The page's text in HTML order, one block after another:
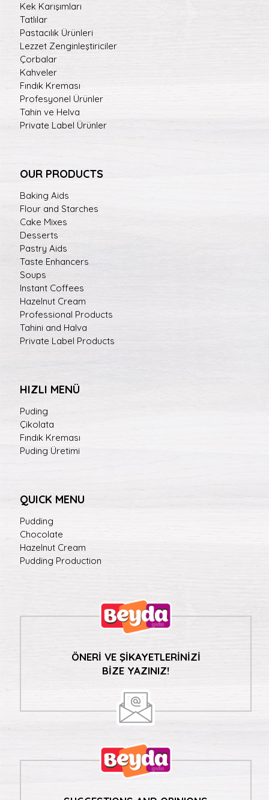
Kek Karışımları
Tatlılar
Pastacılık Ürünleri
Lezzet Zenginleştiriciler
Çorbalar
Kahveler
Fındık Kreması
Profesyonel Ürünler
Tahin ve Helva
Private Label Ürünler
OUR PRODUCTS
Baking Aids
Flour and Starches
Cake Mixes
Desserts
Pastry Aids
Taste Enhancers
Soups
Instant Coffees
Hazelnut Cream
Professional Products
Tahini and Halva
Private Label Products
HIZLI MENÜ
Puding
Çikolata
Fındık Kreması
Puding Üretimi
QUICK MENU
Pudding
Chocolate
Hazelnut Cream
Pudding Production
ÖNERİ VE ŞİKAYETLERİNİZİ
BİZE YAZINIZ!